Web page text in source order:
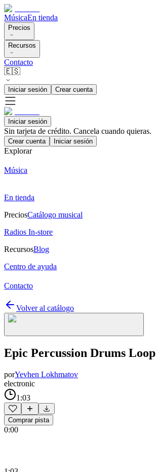
MúsicaEn tienda
Precios
Recursos
Contacto
🇪🇸
Iniciar sesión Crear cuenta
Iniciar sesión
Sin tarjeta de crédito. Cancela cuando quieras.
Crear cuenta Iniciar sesión
Explorar
Música
En tienda
PreciosCatálogo musical
Radios In-store
RecursosBlog
Centro de ayuda
Contacto
Volver al catálogo
Epic Percussion Drums Loop
porYevhen Lokhmatov
electronic
1:03
Comprar pista
0:00